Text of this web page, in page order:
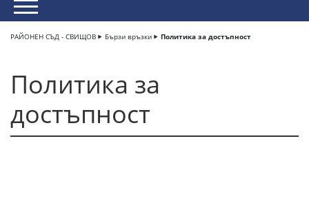
РАЙОНЕН СЪД - СВИЩОВ Бързи връзки Политика за достъпност
Политика за
достъпност